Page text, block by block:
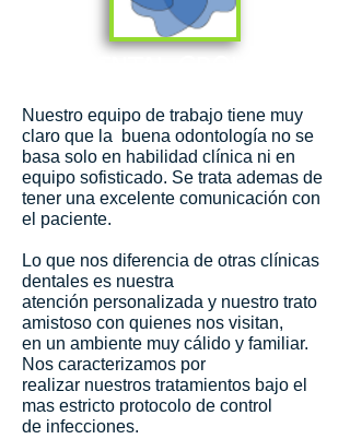
Nuestro equipo de trabajo tiene muy
claro que la buena odontología no se
basa solo en habilidad clínica ni en
equipo sofisticado. Se trata ademas de
tener una excelente comunicación con
el paciente.
Lo que nos diferencia de otras clínicas
dentales es nuestra
atención personalizada y nuestro trato
amistoso con quienes nos visitan,
en un ambiente muy cálido y familiar.
Nos caracterizamos por
realizar nuestros tratamientos bajo el
mas estricto protocolo de control
de infecciones.